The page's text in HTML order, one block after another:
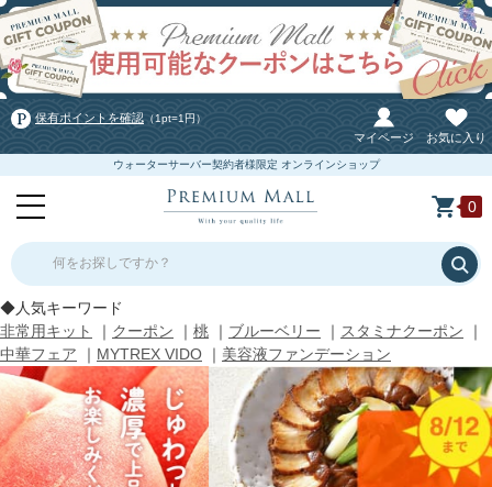
保有ポイントを確認 （1pt=1円）
マイページ お気に入り
ウォーターサーバー契約者様限定 オンラインショップ
0
何をお探しですか？
◆人気キーワード
非常用キット
｜ クーポン ｜ 桃 ｜ ブルーベリー ｜ スタミナクーポン ｜
中華フェア ｜ MYTREX VIDO ｜ 美容液ファンデーション